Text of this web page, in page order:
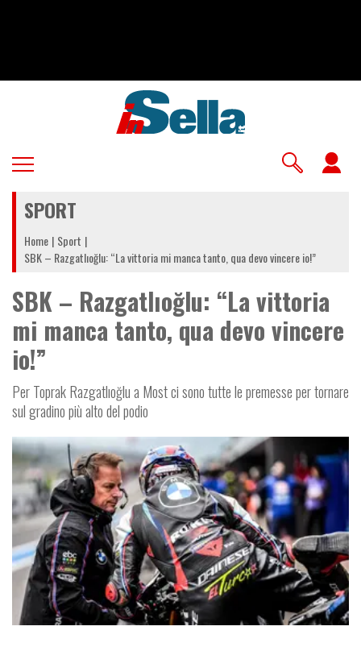
SPORT
Home Sport
SBK – Razgatlıoğlu: “La vittoria mi manca tanto, qua devo vincere io!”
SBK – Razgatlıoğlu: “La vittoria
mi manca tanto, qua devo vincere
io!”
Per Toprak Razgatlıoğlu a Most ci sono tutte le premesse per tornare
sul gradino più alto del podio